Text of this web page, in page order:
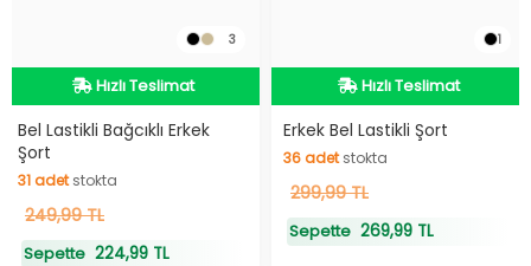
3
Hızlı Teslimat
Hızlı Teslimat
Bel Lastikli Bağcıklı Erkek
Şort
31adetstokta
31adetstokta
249,99 TL
Sepette 224,99 TL
1
Hızlı Teslimat
Hızlı Teslimat
Erkek Bel Lastikli Şort
36adetstokta
36adetstokta
299,99 TL
Sepette 269,99 TL